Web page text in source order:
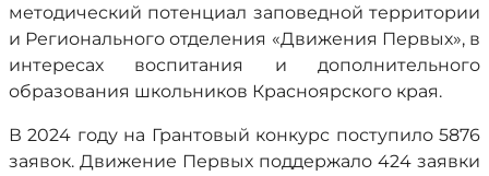
методический потенциал заповедной территории
и Регионального отделения «Движения Первых», в
интересах воспитания и дополнительного
образования школьников Красноярского края.
В 2024 году на Грантовый конкурс поступило 5876
заявок. Движение Первых поддержало 424 заявки